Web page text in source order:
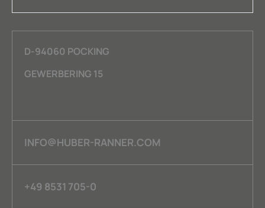
D-94060 POCKING
GEWERBERING 15
INFO@HUBER-RANNER.COM
+49 8531 705-0